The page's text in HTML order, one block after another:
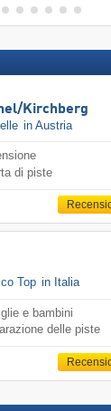
KitzSki - Kitzbühel/​
​Kirchberg
in Austria
di piste
Top in Italia
e bambini
delle piste